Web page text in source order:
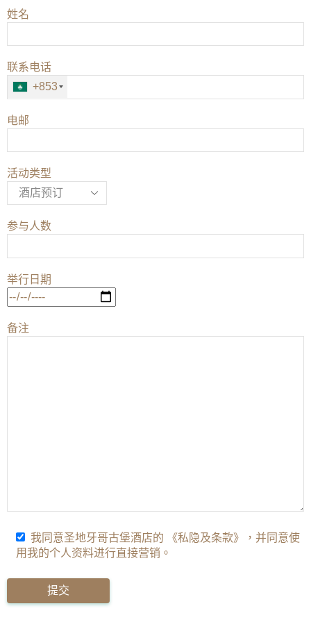
姓名
联系电话
+853
电邮
活动类型
参与人数
举行日期
备注
我同意圣地牙哥古堡酒店的 《私隐及条款》，并同意使
用我的个人资料进行直接营销。